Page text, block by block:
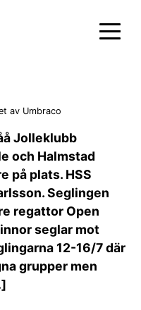
av Umbraco
Jolleklubb
och Halmstad
på plats. HSS
Seglingen
regattor Open
seglar mot
12-16/7 där
grupper men